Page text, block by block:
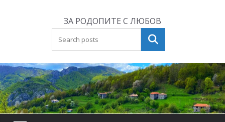
ЗА РОДОПИТЕ С ЛЮБОВ
Търсене